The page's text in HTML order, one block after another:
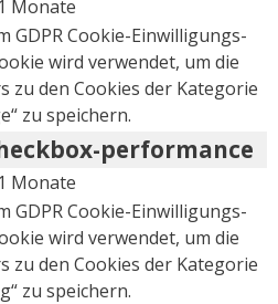
Monate
GDPR Cookie-Einwilligungs-
wird verwendet, um die
zu den Cookies der Kategorie
zu speichern.
performance
Monate
GDPR Cookie-Einwilligungs-
wird verwendet, um die
zu den Cookies der Kategorie
zu speichern.